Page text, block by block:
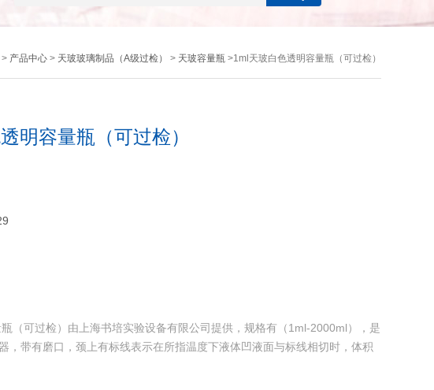
产品中心> 天玻玻璃制品（A级过检） > 天玻容量瓶>1ml天玻白色透明容量瓶（可过检）
明容量瓶（可过检）
（可过检）由上海书培实验设备有限公司提供，规格有（1ml-2000ml），是
，带有磨口，颈上有标线表示在所指温度下液体凹液面与标线相切时，体积